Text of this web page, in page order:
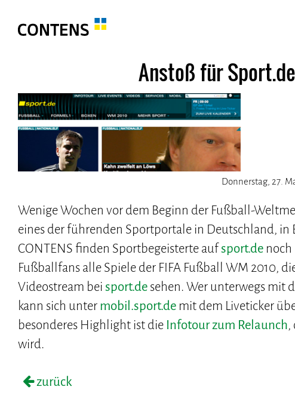
Anstoß für
Donnerstag, 27.
Wenige Wochen vor dem Beginn der Fußball-
eines der führenden Sportportale in Deutschland,
CONTENS finden Sportbegeisterte aufsport.de
Fußballfans alle Spiele der FIFA Fußball WM 2010,
Videostream beisport.desehen. Wer unterwegs mit
kann sich untermobil.sport.de mit dem Liveticker
besonderes Highlight ist die Infotour zum Relaunch,
wird.
zurück